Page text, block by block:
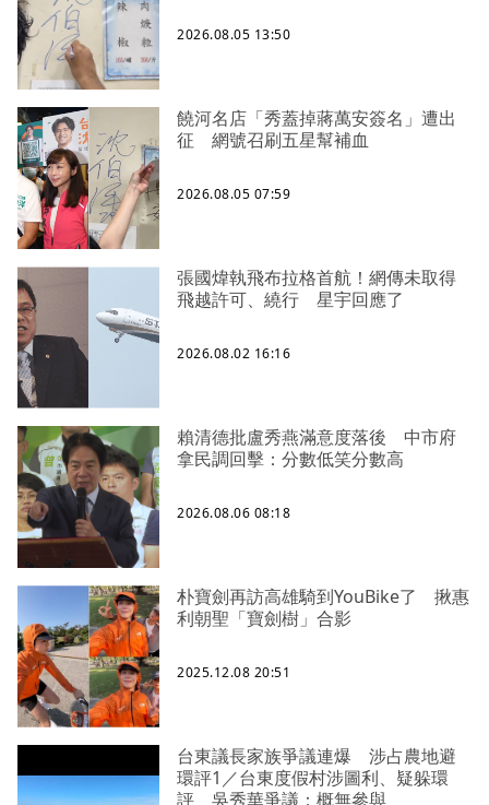
2026.08.05 13:50
饒河名店「秀蓋掉蔣萬安簽名」遭出
征 網號召刷五星幫補血
2026.08.05 07:59
張國煒執飛布拉格首航！網傳未取得
飛越許可、繞行 星宇回應了
2026.08.02 16:16
賴清德批盧秀燕滿意度落後 中市府
拿民調回擊：分數低笑分數高
2026.08.06 08:18
朴寶劍再訪高雄騎到YouBike了 揪惠
利朝聖「寶劍樹」合影
2025.12.08 20:51
台東議長家族爭議連爆 涉占農地避
環評1／台東度假村涉圖利、疑躲環
評 吳秀華爭議：概無參與